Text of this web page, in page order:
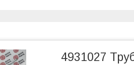
4931027